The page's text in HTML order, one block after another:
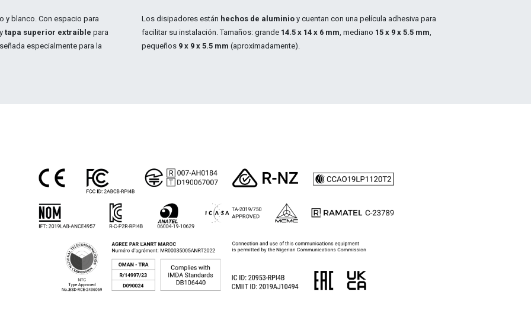
y blanco. Con espacio para
y tapa superior extraíble para
especialmente para la
Los disipadores están hechos de aluminio y cuentan con una película adhesiva para
facilitar su instalación. Tamaños: grande 14.5 x 14 x 6 mm, mediano 15 x 9 x 5.5 mm,
pequeños 9 x 9 x 5.5 mm (aproximadamente).